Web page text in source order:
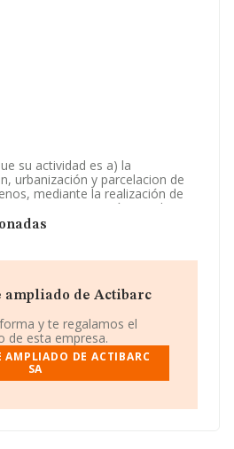
su actividad es a) la
urbanización y parcelacion de
mediante la realización de
oportunas, así como las
servicios o cua. La
de bienes inmobiliarios por
actividad de importación y/o
sus oficinas, el número de
y la dirección de correo es
.
, NIF A38202305, se
Puente núm. 44, (38700), en el
ampliado de Actibarc
y te regalamos el
de esta empresa.
AMPLIADO DE ACTIBARC
SA